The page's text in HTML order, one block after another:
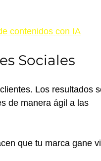
contenidos con IA
Sociales
Los resultados
de manera ágil a las
que tu marca gane